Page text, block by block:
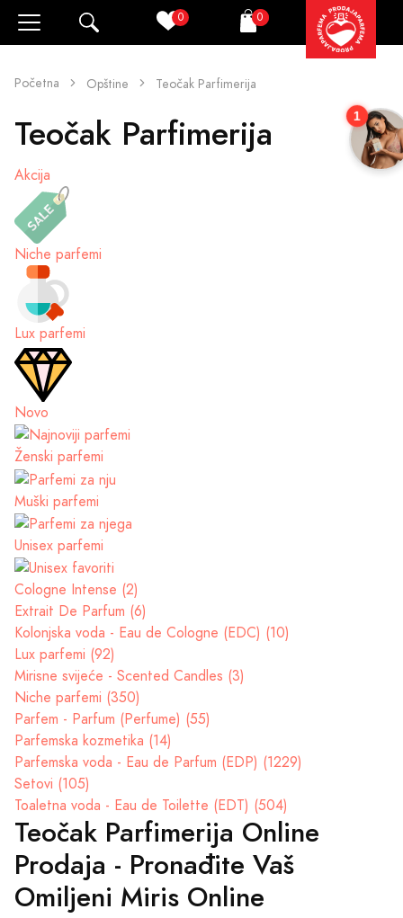
0 Korpa
0
Početna Opštine Teočak Parfimerija
Teočak Parfimerija
Akcija
Niche parfemi
Lux parfemi
Novo
Ženski parfemi
Muški parfemi
Unisex parfemi
Cologne Intense (2)
Extrait De Parfum (6)
Kolonjska voda - Eau de Cologne (EDC) (10)
Lux parfemi (92)
Mirisne svijeće - Scented Candles (3)
Niche parfemi (350)
Parfem - Parfum (Perfume) (55)
Parfemska kozmetika (14)
Parfemska voda - Eau de Parfum (EDP) (1229)
Setovi (105)
Toaletna voda - Eau de Toilette (EDT) (504)
Teočak Parfimerija Online
Prodaja - Pronađite Vaš
Omiljeni Miris Online
1